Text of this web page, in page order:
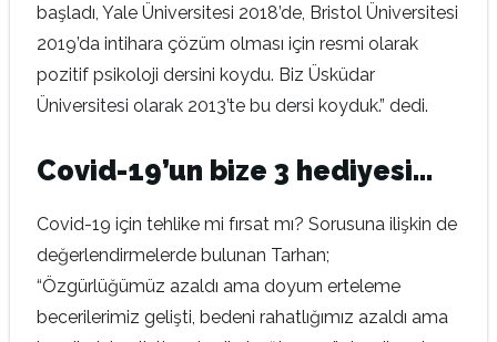
başladı, Yale Üniversitesi 2018’de, Bristol Üniversitesi
2019’da intihara çözüm olması için resmi olarak
pozitif psikoloji dersini koydu. Biz Üsküdar
Üniversitesi olarak 2013’te bu dersi koyduk.” dedi.
Covid-19’un bize 3 hediyesi…
Covid-19 için tehlike mi fırsat mı? Sorusuna ilişkin de
değerlendirmelerde bulunan Tarhan;
“Özgürlüğümüz azaldı ama doyum erteleme
becerilerimiz gelişti, bedeni rahatlığımız azaldı ama